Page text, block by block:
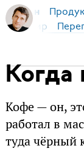
Бирман
Мир
Когда
Кофе — он,
работал в
туда чёрный